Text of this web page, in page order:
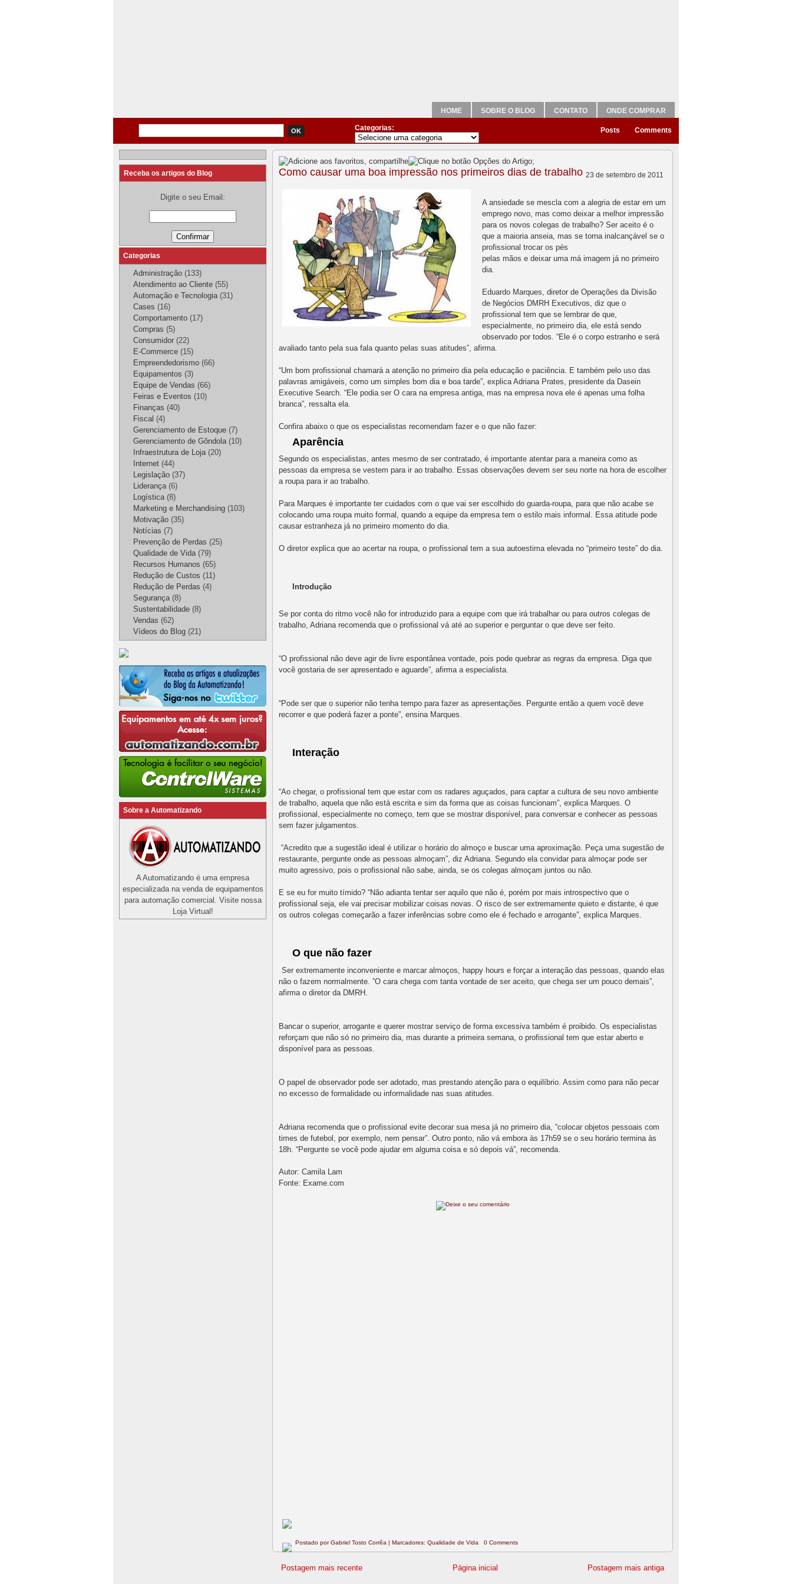
HOME SOBRE O BLOG CONTATO ONDE COMPRAR
Categorias: Posts Comments
23 de setembro de 2011
Como causar uma boa impressão nos primeiros dias de trabalho
A ansiedade se mescla com a alegria de estar em um
emprego novo, mas como deixar a melhor impressão
para os novos colegas de trabalho? Ser aceito é o
que a maioria anseia, mas se torna inalcançável se o
profissional trocar os pés
pelas mãos e deixar uma má imagem já no primeiro
dia.
Eduardo Marques, diretor de Operações da Divisão
de Negócios DMRH Executivos, diz que o
profissional tem que se lembrar de que,
especialmente, no primeiro dia, ele está sendo
observado por todos. “Ele é o corpo estranho e será
avaliado tanto pela sua fala quanto pelas suas atitudes”, afirma.
“Um bom profissional chamará a atenção no primeiro dia pela educação e paciência. E também pelo uso das
palavras amigáveis, como um simples bom dia e boa tarde”, explica Adriana Prates, presidente da Dasein
Executive Search. “Ele podia ser O cara na empresa antiga, mas na empresa nova ele é apenas uma folha
branca”, ressalta ela.
Confira abaixo o que os especialistas recomendam fazer e o que não fazer:
Aparência
Segundo os especialistas, antes mesmo de ser contratado, é importante atentar para a maneira como as
pessoas da empresa se vestem para ir ao trabalho. Essas observações devem ser seu norte na hora de escolher
a roupa para ir ao trabalho.
Para Marques é importante ter cuidados com o que vai ser escolhido do guarda-roupa, para que não acabe se
colocando uma roupa muito formal, quando a equipe da empresa tem o estilo mais informal. Essa atitude pode
causar estranheza já no primeiro momento do dia.
O diretor explica que ao acertar na roupa, o profissional tem a sua autoestima elevada no “primeiro teste” do dia.
Introdução
Se por conta do ritmo você não for introduzido para a equipe com que irá trabalhar ou para outros colegas de
trabalho, Adriana recomenda que o profissional vá até ao superior e perguntar o que deve ser feito.
“O profissional não deve agir de livre espontânea vontade, pois pode quebrar as regras da empresa. Diga que
você gostaria de ser apresentado e aguarde”, afirma a especialista.
“Pode ser que o superior não tenha tempo para fazer as apresentações. Pergunte então a quem você deve
recorrer e que poderá fazer a ponte”, ensina Marques.
Interação
“Ao chegar, o profissional tem que estar com os radares aguçados, para captar a cultura de seu novo ambiente
de trabalho, aquela que não está escrita e sim da forma que as coisas funcionam”, explica Marques. O
profissional, especialmente no começo, tem que se mostrar disponível, para conversar e conhecer as pessoas
sem fazer julgamentos.
“Acredito que a sugestão ideal é utilizar o horário do almoço e buscar uma aproximação. Peça uma sugestão de
restaurante, pergunte onde as pessoas almoçam”, diz Adriana. Segundo ela convidar para almoçar pode ser
muito agressivo, pois o profissional não sabe, ainda, se os colegas almoçam juntos ou não.
E se eu for muito tímido? “Não adianta tentar ser aquilo que não é, porém por mais introspectivo que o
profissional seja, ele vai precisar mobilizar coisas novas. O risco de ser extremamente quieto e distante, é que
os outros colegas começarão a fazer inferências sobre como ele é fechado e arrogante”, explica Marques.
O que não fazer
Ser extremamente inconveniente e marcar almoços, happy hours e forçar a interação das pessoas, quando elas
não o fazem normalmente. ”O cara chega com tanta vontade de ser aceito, que chega ser um pouco demais”,
afirma o diretor da DMRH.
Bancar o superior, arrogante e querer mostrar serviço de forma excessiva também é proibido. Os especialistas
reforçam que não só no primeiro dia, mas durante a primeira semana, o profissional tem que estar aberto e
disponível para as pessoas.
O papel de observador pode ser adotado, mas prestando atenção para o equilíbrio. Assim como para não pecar
no excesso de formalidade ou informalidade nas suas atitudes.
Adriana recomenda que o profissional evite decorar sua mesa já no primeiro dia, “colocar objetos pessoais com
times de futebol, por exemplo, nem pensar”. Outro ponto, não vá embora às 17h59 se o seu horário termina às
18h. “Pergunte se você pode ajudar em alguma coisa e só depois vá”, recomenda.
Autor: Camila Lam
Fonte: Exame.com
Postado porGabriel Tosto Corrêa | Marcadores: Qualidade de Vida 0 Comments
Postagem mais recente Postagem mais antiga
Página inicial
Receba os artigos do Blog
Digite o seu Email:
Categorias
Administração (133)
Atendimento ao Cliente (55)
Automação e Tecnologia (31)
Cases (16)
Comportamento (17)
Compras (5)
Consumidor (22)
E-Commerce (15)
Empreendedorismo (66)
Equipamentos (3)
Equipe de Vendas (66)
Feiras e Eventos (10)
Finanças (40)
Fiscal (4)
Gerenciamento de Estoque (7)
Gerenciamento de Gôndola (10)
Infraestrutura de Loja (20)
Internet (44)
Legislação (37)
Liderança (6)
Logística (8)
Marketing e Merchandising (103)
Motivação (35)
Notícias (7)
Prevenção de Perdas (25)
Qualidade de Vida (79)
Recursos Humanos (65)
Redução de Custos (11)
Redução de Perdas (4)
Segurança (8)
Sustentabilidade (8)
Vendas (62)
Vídeos do Blog (21)
Sobre a Automatizando
A Automatizando é uma empresa
especializada na venda de equipamentos
para automação comercial. Visite nossa
Loja Virtual!